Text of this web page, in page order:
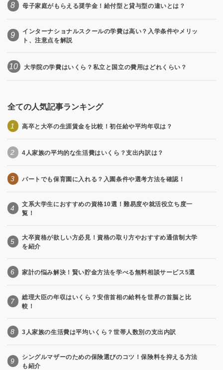
8 母子家庭がもらえる奨学金！給付型と貸与型の違いとは？
9
インターナショナルスクールの学費は高い？入学条件やメリッ
ト、注意点を解説
10 大学院の学費はいくら？私立と国立の費用はどれくらい？
全ての人気記事ランキング
1 高卒と大卒の生涯賃金を比較！初任給や平均年収は？
2 4人家族の平均的な生活費はいくら？支出内訳は？
3 パートでも保育園に入れる？入園条件や選考方法を確認！
4
文系大学生におすすめの資格10選！難易度や就活役立ち度一
覧！
5
大卒資格が欲しい方必見！資格の取り方やおすすめ通信制大学
を紹介
6 家計の悩み解決！賢い貯金方法を学べる無料相談サービス5選
7
総理大臣の年収はいくら？安倍首相の給料を世界の首脳と比
較！
8 3人家族の生活費は平均いくら？世帯人数別の支出内訳
9
シングルマザーのための保険選びのコツ！保険料を抑える方法
も紹介